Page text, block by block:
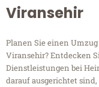
Viransehir
Planen Sie einen
Viransehir? Entdecken
Dienstleistungen bei
darauf ausgerichtet